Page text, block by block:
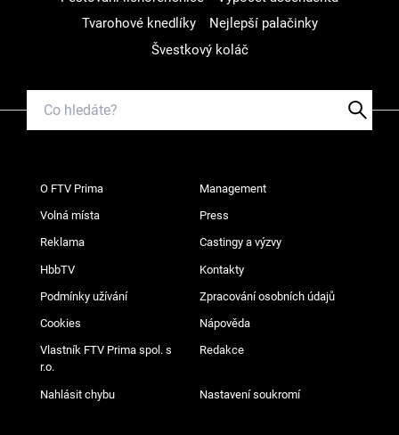
Tvarohové knedlíky
Nejlepší palačinky
Švestkový koláč
O FTV Prima Management
Volná místa Press
Reklama Castingy a výzvy
HbbTV Kontakty
Podmínky užívání Zpracování osobních údajů
Cookies Nápověda
Vlastník FTV Prima spol. s
r.o.
Redakce
Nahlásit chybu Nastavení soukromí